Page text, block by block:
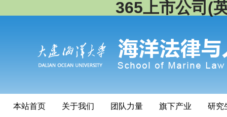
365上市公司(
本站首页 关于我们 团队力量 旗下产业 研究